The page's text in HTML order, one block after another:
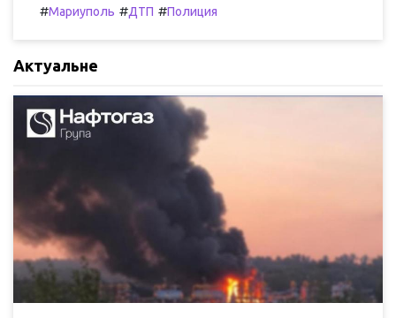
#Мариуполь #ДТП #Полиция
Актуальне